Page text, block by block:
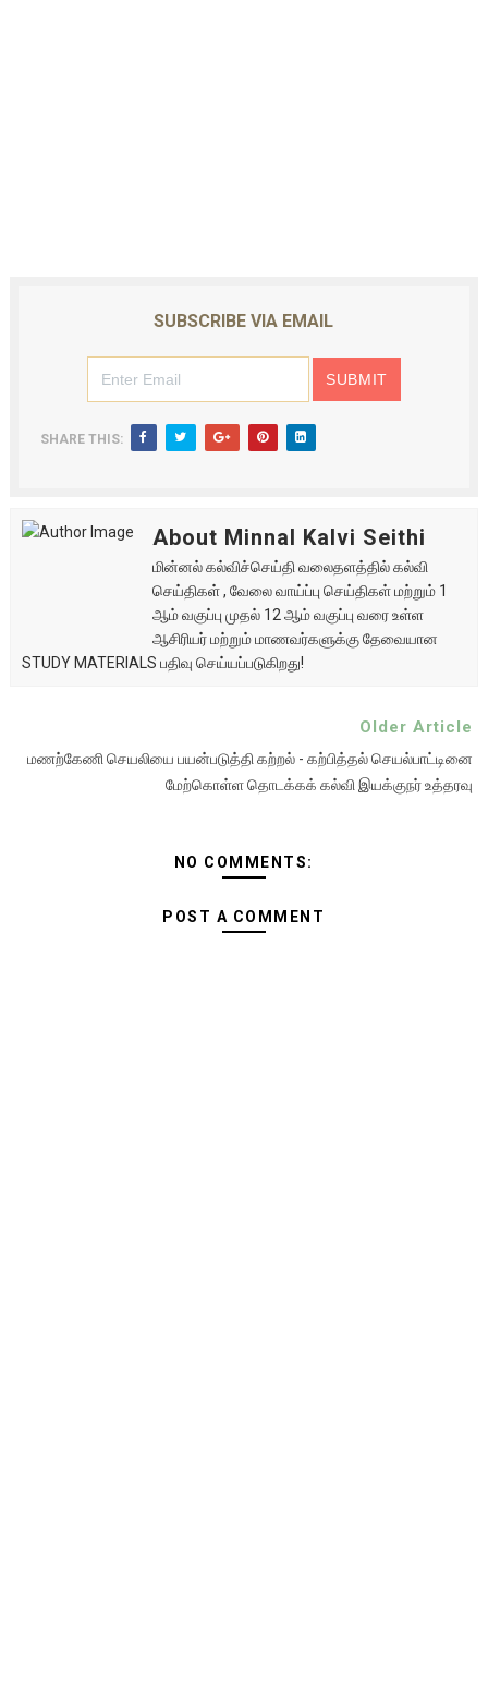
SUBSCRIBE VIA EMAIL
SHARE THIS:
About Minnal Kalvi Seithi
மின்னல் கல்விச்செய்தி வலைதளத்தில் கல்வி
செய்திகள் , வேலை வாய்ப்பு செய்திகள் மற்றும் 1
ஆம் வகுப்பு முதல் 12 ஆம் வகுப்பு வரை உள்ள
ஆசிரியர் மற்றும் மாணவர்களுக்கு தேவையான
STUDY MATERIALS பதிவு செய்யப்படுகிறது!
Older Article
மணற்கேணி செயலியை பயன்படுத்தி கற்றல் - கற்பித்தல் செயல்பாட்டினை
மேற்கொள்ள தொடக்கக் கல்வி இயக்குநர் உத்தரவு
NO COMMENTS:
POST A COMMENT